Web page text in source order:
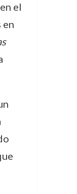
el
en